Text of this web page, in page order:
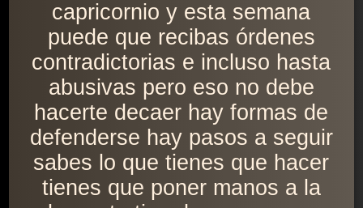
capricornio y esta semana
puede que recibas órdenes
contradictorias e incluso hasta
abusivas pero eso no debe
hacerte decaer hay formas de
defenderse hay pasos a seguir
sabes lo que tienes que hacer
tienes que poner manos a la